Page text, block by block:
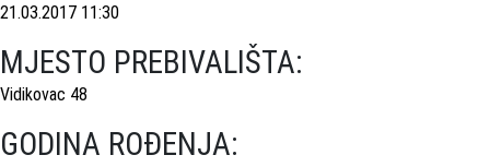
21.03.2017 11:30
MJESTO PREBIVALIŠTA:
Vidikovac 48
GODINA ROĐENJA: